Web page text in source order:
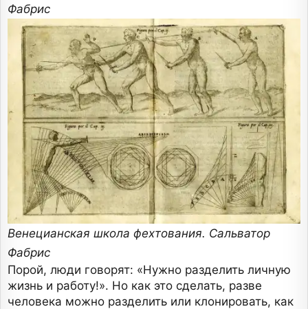
Фабрис
Венецианская школа фехтования. Сальватор
Фабрис
Порой, люди говорят: «Нужно разделить личную
жизнь и работу!». Но как это сделать, разве
человека можно разделить или клонировать, как